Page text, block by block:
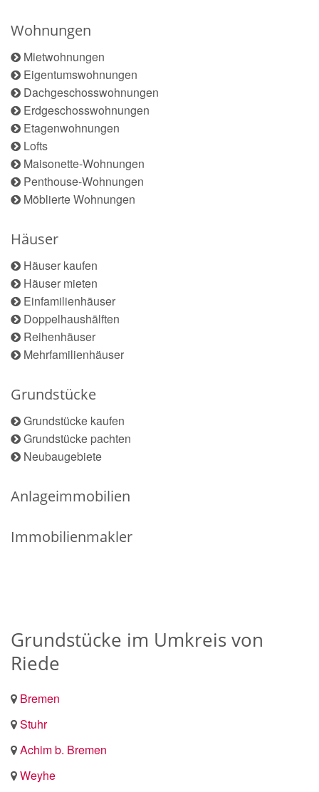
Wohnungen
Mietwohnungen
Eigentumswohnungen
Dachgeschosswohnungen
Erdgeschosswohnungen
Etagenwohnungen
Lofts
Maisonette-Wohnungen
Penthouse-Wohnungen
Möblierte Wohnungen
Häuser
Häuser kaufen
Häuser mieten
Einfamilienhäuser
Doppelhaushälften
Reihenhäuser
Mehrfamilienhäuser
Grundstücke
Grundstücke kaufen
Grundstücke pachten
Neubaugebiete
Anlageimmobilien
Immobilienmakler
Grundstücke im Umkreis von
Riede
Bremen
Stuhr
Achim b. Bremen
Weyhe